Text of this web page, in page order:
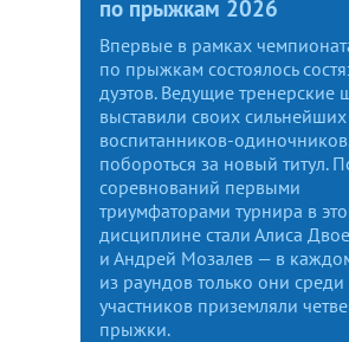
по прыжкам 2026
Впервые в рамках
по прыжкам состоялось
дуэтов. Ведущие тренерские
выставили своих сильнейших
воспитанников-
побороться за новый титул.
соревнований первыми
триумфаторами турнира в
дисциплине стали Алиса
и Андрей Мозалев — в
из раундов только они среди
участников приземляли
прыжки.